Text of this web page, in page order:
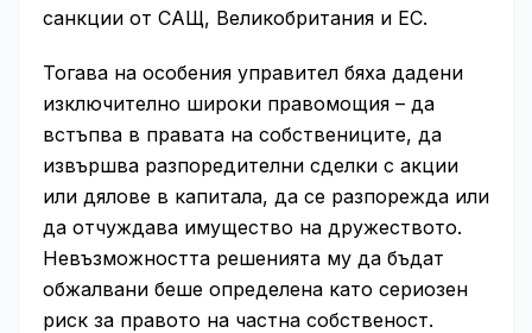
санкции от САЩ, Великобритания и ЕС.
Тогава на особения управител бяха дадени
изключително широки правомощия – да
встъпва в правата на собствениците, да
извършва разпоредителни сделки с акции
или дялове в капитала, да се разпорежда или
да отчуждава имущество на дружеството.
Невъзможността решенията му да бъдат
обжалвани беше определена като сериозен
риск за правото на частна собственост.